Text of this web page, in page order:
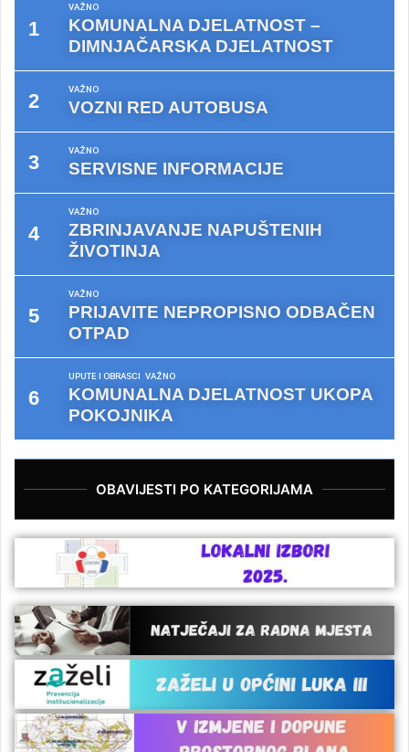
VAŽNO
KOMUNALNA DJELATNOST –
DIMNJAČARSKA DJELATNOST
VAŽNO
VOZNI RED AUTOBUSA
VAŽNO
SERVISNE INFORMACIJE
VAŽNO
ZBRINJAVANJE NAPUŠTENIH
ŽIVOTINJA
VAŽNO
PRIJAVITE NEPROPISNO ODBAČEN
OTPAD
UPUTE I OBRASCI VAŽNO
KOMUNALNA DJELATNOST UKOPA
POKOJNIKA
OBAVIJESTI PO KATEGORIJAMA